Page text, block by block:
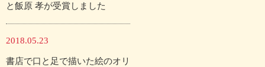
と飯原 孝が受賞しました
2018.05.23
書店で口と足で描いた絵のオリ